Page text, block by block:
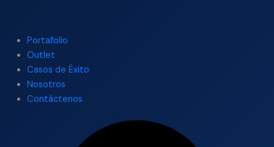
Portafolio
Outlet
Casos de Éxito
Nosotros
Contáctenos